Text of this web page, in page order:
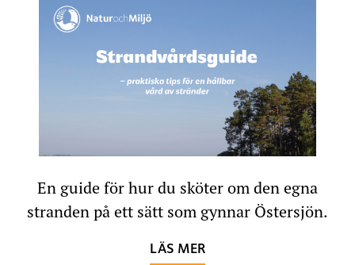
En guide för hur du sköter om den egna
stranden på ett sätt som gynnar Östersjön.
LÄS MEROM